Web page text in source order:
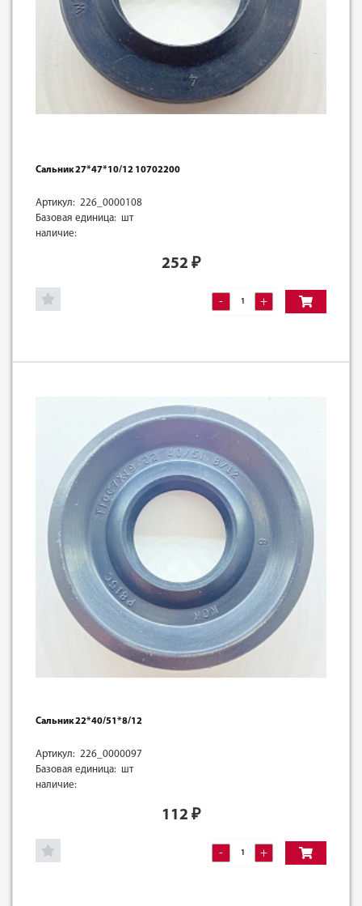
Сальник 27*47*10/12 10702200
Артикул: 226_0000108
Базовая единица: шт
наличие:
252 ₽
- +
Сальник 22*40/51*8/12
Артикул: 226_0000097
Базовая единица: шт
наличие:
112 ₽
- +